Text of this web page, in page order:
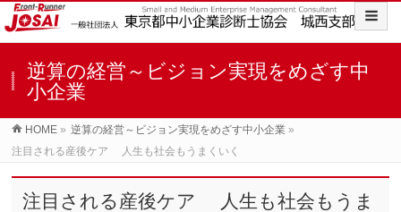
逆算の経営～ビジョン実現をめざす中
小企業
HOME » 逆算の経営～ビジョン実現をめざす中小企業 »
注目される産後ケア 人生も社会もうまくいく
注目される産後ケア 人生も社会もうま